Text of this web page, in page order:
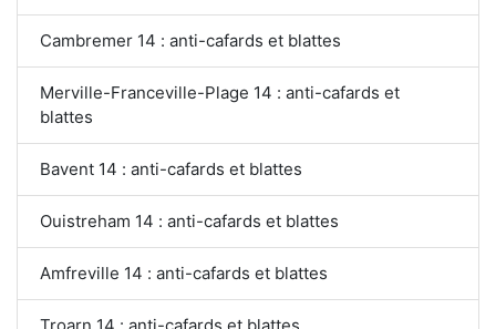
Cambremer 14 : anti-cafards et blattes
Merville-Franceville-Plage 14 : anti-cafards et
blattes
Bavent 14 : anti-cafards et blattes
Ouistreham 14 : anti-cafards et blattes
Amfreville 14 : anti-cafards et blattes
Troarn 14 : anti-cafards et blattes